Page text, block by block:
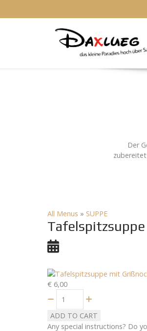
Der
All Menus » SUPPE
€ 6,00
ADD TO CART
Any special instructions? Do